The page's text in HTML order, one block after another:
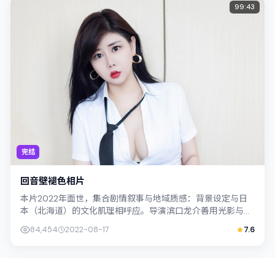
完结
99:43
回音壁褪色相片
本片2022年面世，集合剧情叙事与地域质感：背景设定与日
本（北海道）的文化肌理相呼应。导演滨口龙介善用光影与声
84,454 2022-08-17 7.6